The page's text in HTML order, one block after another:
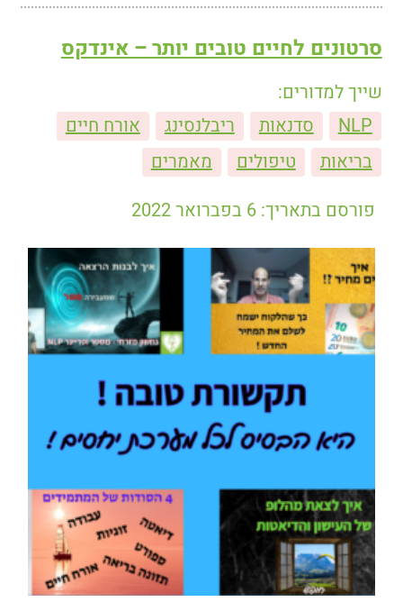
סרטונים לחיים טובים יותר – אינדקס
שייך למדורים:
NLP
סדנאות ריבלנסינג
אורח חיים
בריאות
טיפולים
מאמרים
פורסם בתאריך: 6 בפברואר 2022